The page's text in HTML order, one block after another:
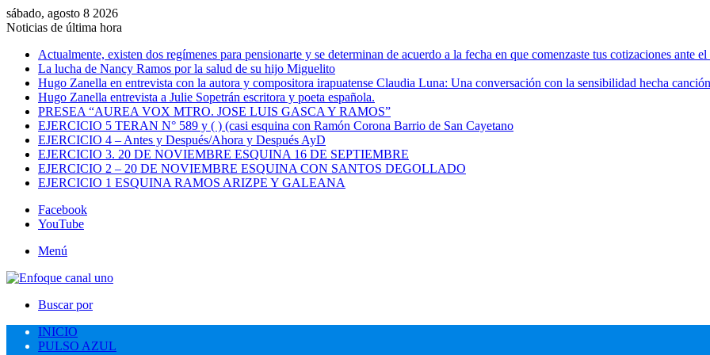
sábado, agosto 8 2026
Noticias de última hora
Actualmente, existen dos regímenes para pensionarte y se determinan de acuerdo a la fecha en que comenzaste tus cotizaciones ante
La lucha de Nancy Ramos por la salud de su hijo Miguelito
Hugo Zanella en entrevista con la autora y compositora irapuatense Claudia Luna: Una conversación con la sensibilidad hecha canción
Hugo Zanella entrevista a Julie Sopetrán escritora y poeta española.
PRESEA “AUREA VOX MTRO. JOSE LUIS GASCA Y RAMOS”
EJERCICIO 5 TERAN N° 589 y ( ) (casi esquina con Ramón Corona Barrio de San Cayetano
EJERCICIO 4 – Antes y Después/Ahora y Después AyD
EJERCICIO 3. 20 DE NOVIEMBRE ESQUINA 16 DE SEPTIEMBRE
EJERCICIO 2 – 20 DE NOVIEMBRE ESQUINA CON SANTOS DEGOLLADO
EJERCICIO 1 ESQUINA RAMOS ARIZPE Y GALEANA
Facebook
YouTube
Menú
Buscar por
INICIO
PULSO AZUL